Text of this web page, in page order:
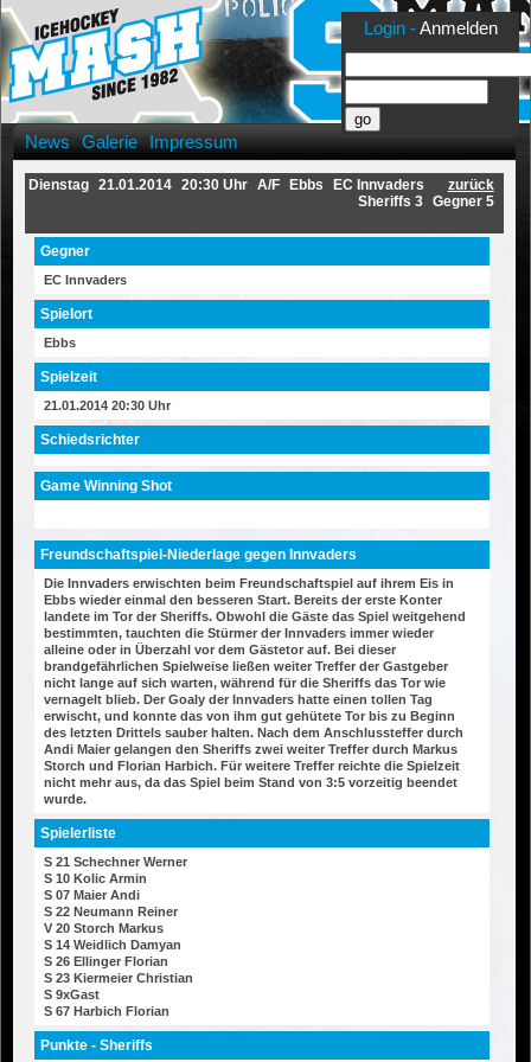
News Galerie Impressum
Dienstag 21.01.2014 20:30 Uhr A/F Ebbs EC Innvaders
zurück
Sheriffs 3 Gegner 5
Gegner
EC Innvaders
Spielort
Ebbs
Spielzeit
21.01.2014 20:30 Uhr
Schiedsrichter
Game Winning Shot
Freundschaftspiel-Niederlage gegen Innvaders
Die Innvaders erwischten beim Freundschaftspiel auf ihrem Eis in
Ebbs wieder einmal den besseren Start. Bereits der erste Konter
landete im Tor der Sheriffs. Obwohl die Gäste das Spiel weitgehend
bestimmten, tauchten die Stürmer der Innvaders immer wieder
alleine oder in Überzahl vor dem Gästetor auf. Bei dieser
brandgefährlichen Spielweise ließen weiter Treffer der Gastgeber
nicht lange auf sich warten, während für die Sheriffs das Tor wie
vernagelt blieb. Der Goaly der Innvaders hatte einen tollen Tag
erwischt, und konnte das von ihm gut gehütete Tor bis zu Beginn
des letzten Drittels sauber halten. Nach dem Anschlussteffer durch
Andi Maier gelangen den Sheriffs zwei weiter Treffer durch Markus
Storch und Florian Harbich. Für weitere Treffer reichte die Spielzeit
nicht mehr aus, da das Spiel beim Stand von 3:5 vorzeitig beendet
wurde.
Spielerliste
S 21 Schechner Werner
S 10 Kolic Armin
S 07 Maier Andi
S 22 Neumann Reiner
V 20 Storch Markus
S 14 Weidlich Damyan
S 26 Ellinger Florian
S 23 Kiermeier Christian
S 9xGast
S 67 Harbich Florian
Punkte - Sheriffs
Login -Anmelden